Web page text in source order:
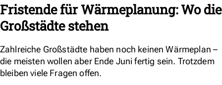
Fristende für Wärmeplanung: Wo die
Großstädte stehen
Zahlreiche Großstädte haben noch keinen Wärmeplan –
die meisten wollen aber Ende Juni fertig sein. Trotzdem
bleiben viele Fragen offen.